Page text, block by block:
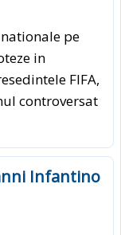
pe
in
FIFA,
controversat
Infantino